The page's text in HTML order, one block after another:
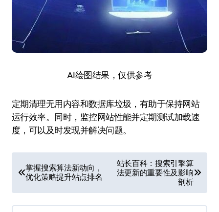
AI绘图结果，仅供参考
定期清理无用内容和数据库垃圾，有助于保持网站
运行效率。同时，监控网站性能并定期测试加载速
度，可以及时发现并解决问题。
章
导
航
掌握搜索算法新动向，
优化策略提升站点排名
站长百科：搜索引擎算
法更新的重要性及影响
剖析